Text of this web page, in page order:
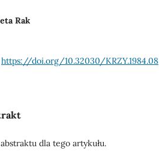
Rak
https://doi.org/10.32030/KRZY.1984.08
dla tego artykułu.